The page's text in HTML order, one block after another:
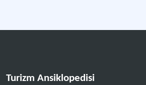
Turizm Ansiklopedisi